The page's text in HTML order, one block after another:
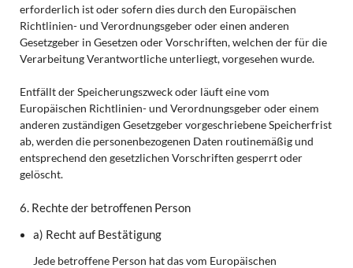
erforderlich ist oder sofern dies durch den Europäischen
Richtlinien- und Verordnungsgeber oder einen anderen
Gesetzgeber in Gesetzen oder Vorschriften, welchen der für die
Verarbeitung Verantwortliche unterliegt, vorgesehen wurde.
Entfällt der Speicherungszweck oder läuft eine vom
Europäischen Richtlinien- und Verordnungsgeber oder einem
anderen zuständigen Gesetzgeber vorgeschriebene Speicherfrist
ab, werden die personenbezogenen Daten routinemäßig und
entsprechend den gesetzlichen Vorschriften gesperrt oder
gelöscht.
6. Rechte der betroffenen Person
a) Recht auf Bestätigung
Jede betroffene Person hat das vom Europäischen